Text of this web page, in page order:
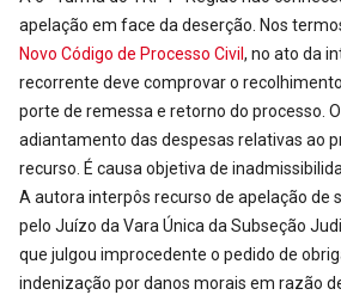
apelação em face da deserção. Nos
Novo Código de Processo Civil , no ato da
recorrente deve comprovar o
porte de remessa e retorno do processo.
adiantamento das despesas relativas ao
recurso. É causa objetiva de
A autora interpôs recurso de apelação de
pelo Juízo da Vara Única da Subseção
que julgou improcedente o pedido de
indenização por danos morais em razão